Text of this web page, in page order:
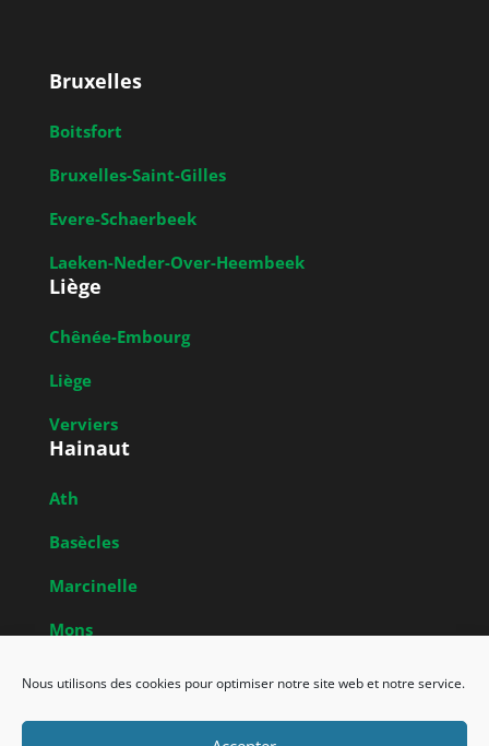
Nous utilisons des cookies pour optimiser notre site web et notre service.
Bruxelles
Boitsfort
Bruxelles-Saint-Gilles
Evere-Schaerbeek
Laeken-Neder-Over-Heembeek
Liège
Chênée-Embourg
Liège
Verviers
Hainaut
Ath
Basècles
Marcinelle
Mons
Obrecheuil